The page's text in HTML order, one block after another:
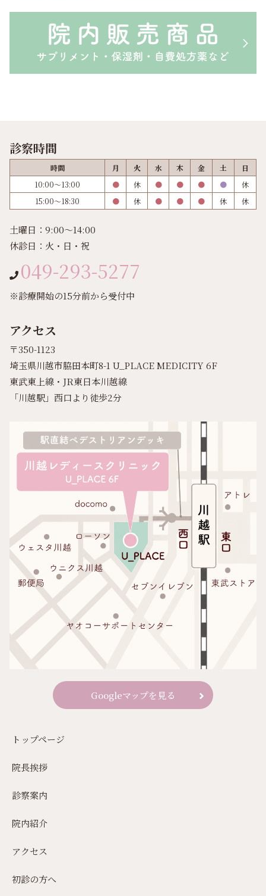
診察時間
時間 月 火 水 木 金 土
日
10:00～13:00
● 休 ● ● ● ●
休
15:00～18:30
● 休 ● ● ● 休 休
土曜日：9:00～14:00
休診日：火・日・祝
049-293-5277
※診療開始の15分前から受付中
アクセス
〒350-1123
埼玉県川越市脇田本町8-1 U_PLACE MEDICITY 6F
東武東上線・JR東日本川越線
「川越駅」西口より徒歩2分
Googleマップを見る
トップページ
院長挨拶
診察案内
院内紹介
アクセス
初診の方へ